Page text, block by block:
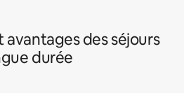
des séjours
durée